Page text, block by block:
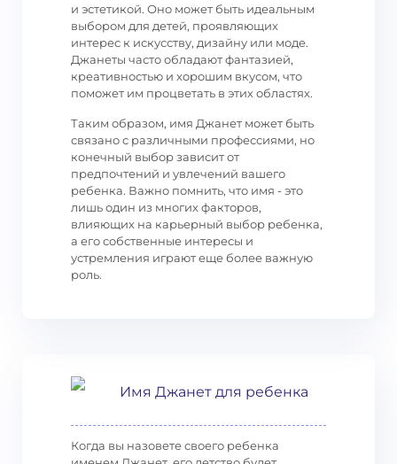
и эстетикой. Оно может быть идеальным
выбором для детей, проявляющих
интерес к искусству, дизайну или моде.
Джанеты часто обладают фантазией,
креативностью и хорошим вкусом, что
поможет им процветать в этих областях.
Таким образом, имя Джанет может быть
связано с различными профессиями, но
конечный выбор зависит от
предпочтений и увлечений вашего
ребенка. Важно помнить, что имя - это
лишь один из многих факторов,
влияющих на карьерный выбор ребенка,
а его собственные интересы и
устремления играют еще более важную
роль.
Имя Джанет для ребенка
Когда вы назовете своего ребенка